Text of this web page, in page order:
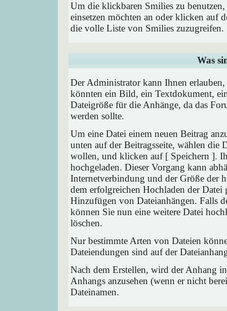
Um die klickbaren Smilies zu
einsetzen möchten an oder klicken auf
die volle Liste von Smilies zuzugreifen.
Was
Der Administrator kann Ihnen
könnten ein Bild, ein Textdokument,
Dateigröße für die Anhänge, da das
werden sollte.
Um eine Datei einem neuen Beitrag
unten auf der Beitragsseite, wählen
wollen, und klicken auf [ Speichern ].
hochgeladen. Dieser Vorgang kann
Internetverbindung und der Größe der
dem erfolgreichen Hochladen der
Hinzufügen von Dateianhängen. Falls
können Sie nun eine weitere Datei
löschen.
Nur bestimmte Arten von Dateien
Dateiendungen sind auf der
Nach dem Erstellen, wird der Anhang
Anhangs anzusehen (wenn er nicht
Dateinamen.